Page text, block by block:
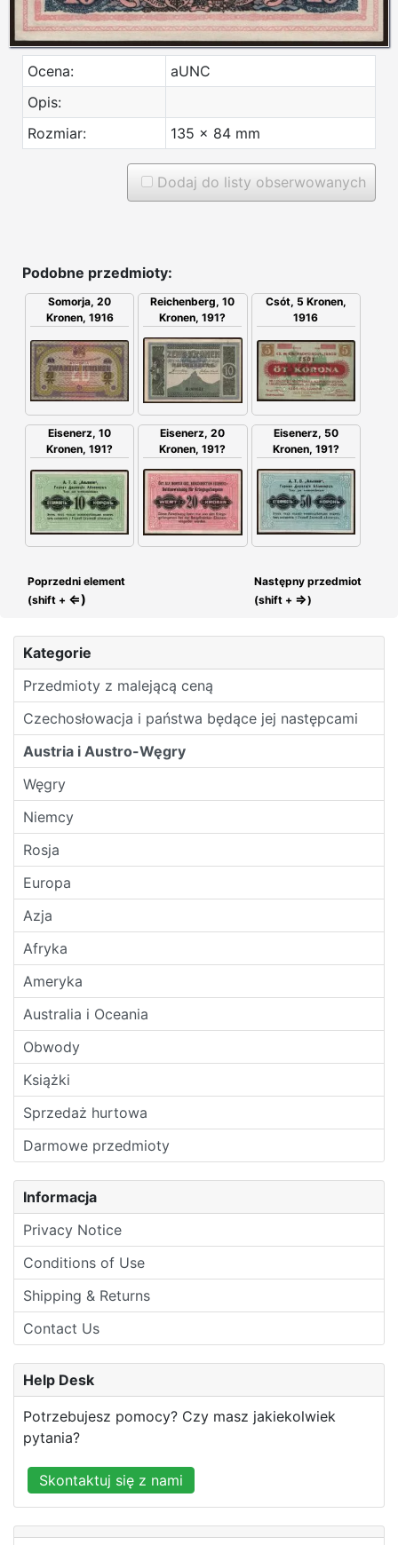
Kategorie
Przedmioty z malejącą ceną
Czechosłowacja i państwa będące jej następcami
Austria i Austro-Węgry
Węgry
Niemcy
Rosja
Europa
Azja
Afryka
Ameryka
Australia i Oceania
Obwody
Książki
Sprzedaż hurtowa
Darmowe przedmioty
Informacja
Privacy Notice
Conditions of Use
Shipping & Returns
Contact Us
Ocena:
aUNC
Opis:
Rozmiar:
135 x 84 mm
Dodaj do listy obserwowanych
Podobne przedmioty:
Somorja, 20
Kronen, 1916
Reichenberg, 10
Kronen, 191?
Csót, 5 Kronen,
1916
Eisenerz, 10
Kronen, 191?
Eisenerz, 20
Kronen, 191?
Eisenerz, 50
Kronen, 191?
Poprzedni element
(shift + ⇐)
Następny przedmiot
(shift + ⇒)
Help Desk
Potrzebujesz pomocy? Czy masz jakiekolwiek
pytania?
Skontaktuj się z nami